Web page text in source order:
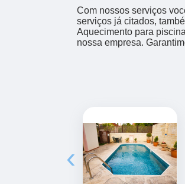
Com nossos serviços
serviços já citados,
Aquecimento para
nossa empresa.
‹